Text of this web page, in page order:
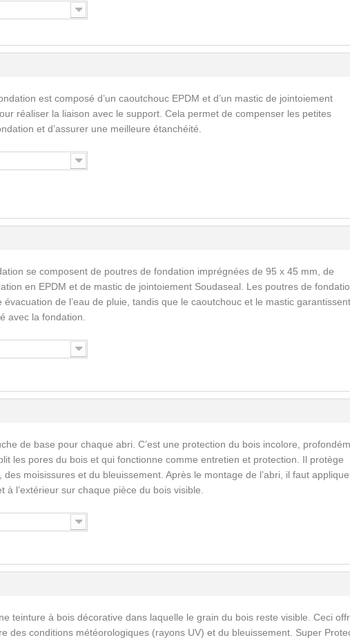
est composé d’un caoutchouc EPDM et d’un mastic de jointoiement
réaliser la liaison avec le support. Cela permet de compenser les petites
et d’assurer une meilleure étanchéité.
se composent de poutres de fondation imprégnées de 95 x 45 mm, de
en EPDM et de mastic de jointoiement Soudaseal. Les poutres de
de l’eau de pluie, tandis que le caoutchouc et le mastic
avec la fondation.
de base pour chaque abri. C’est une protection du bois incolore,
les pores du bois et qui fonctionne comme entretien et protection. Il protège
des moisissures et du bleuissement. Après le montage de l’abri, il faut
à l’extérieur sur chaque pièce du bois visible.
teinture à bois décorative dans laquelle le grain du bois reste visible. Ceci
des conditions météorologiques (rayons UV) et du bleuissement. Super